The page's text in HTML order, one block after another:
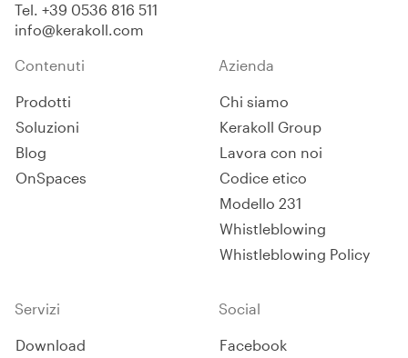
Tel. +39 0536 816 511
info@kerakoll.com
Contenuti
Prodotti
Soluzioni
Blog
OnSpaces
Azienda
Chi siamo
Kerakoll Group
Lavora con noi
Codice etico
Modello 231
Whistleblowing
Whistleblowing Policy
Servizi
Download
Social
Facebook